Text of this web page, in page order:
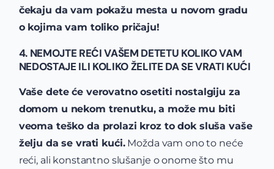
čekaju da vam pokažu mesta u novom gradu
o kojima vam toliko pričaju!
4. NEMOJTE REĆI VAŠEM DETETU KOLIKO VAM
NEDOSTAJE ILI KOLIKO ŽELITE DA SE VRATI KUĆI
Vaše dete će verovatno osetiti nostalgiju za
domom u nekom trenutku, a može mu biti
veoma teško da prolazi kroz to dok sluša vaše
želju da se vrati kući.Možda vam ono to neće
reći, ali konstantno slušanje o onome što mu